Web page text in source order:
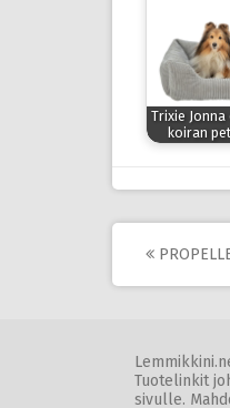
Trixie
koiran
Post
Tuotelinkit
sivulle.